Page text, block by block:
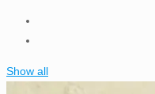
Show all